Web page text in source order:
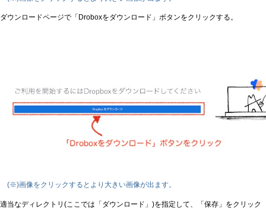
ダウンロードページで「Droboxをダウンロード」ボタンをクリックする。
(※)画像をクリックするとより大きい画像が出ます。
適当なディレクトリ(ここでは「ダウンロード」)を指定して、「保存」をクリック